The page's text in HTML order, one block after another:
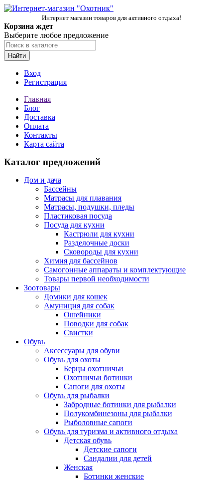
Интернет магазин товаров для активного отдыха!
Корзина ждет
Выберите любое предложение
Найти
Вход
Регистрация
Главная
Блог
Доставка
Оплата
Контакты
Карта сайта
Каталог предложений
Дом и дача
Бассейны
Матрасы для плавания
Матрасы, подушки, пледы
Пластиковая посуда
Посуда для кухни
Кастрюли для кухни
Разделочные доски
Сковороды для кухни
Химия для бассейнов
Самогонные аппараты и комплектующие
Товары первой необходимости
Зоотовары
Домики для кошек
Амуниция для собак
Ошейники
Поводки для собак
Свистки
Обувь
Аксессуары для обуви
Обувь для охоты
Берцы охотничьи
Охотничьи ботинки
Сапоги для охоты
Обувь для рыбалки
Забродные ботинки для рыбалки
Полукомбинезоны для рыбалки
Рыболовные сапоги
Обувь для туризма и активного отдыха
Детская обувь
Детские сапоги
Сандалии для детей
Женская
Ботинки женские